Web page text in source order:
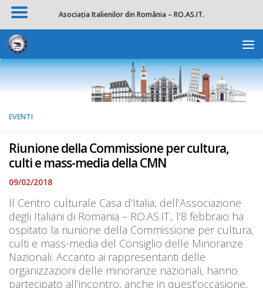
Apri la
Salta al contenuto
EVENTI
Riunione della Commissione per cultura,
culti e mass-media della CMN
09/02/2018
Il Centro culturale Casa d’Italia, dell’Associazione
degli Italiani di Romania – RO.AS.IT., l’8 febbraio ha
ospitato la riunione della Commissione per cultura,
culti e mass-media del Consiglio delle Minoranze
Nazionali. Accanto ai rappresentanti delle
organizzazioni delle minoranze nazionali, hanno
partecipato all’incontro, anche in quest’occasione,
Asociația Italienilor din România – RO.AS.IT.